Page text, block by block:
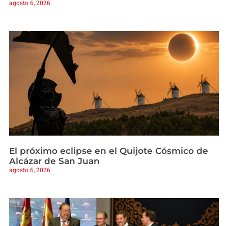
agosto 6, 2026
El próximo eclipse en el Quijote Cósmico de
Alcázar de San Juan
agosto 6, 2026